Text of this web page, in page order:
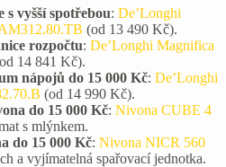
s vyšší spotřebou: De’Longhi
(od 13 490 Kč).
rozpočtu: De’Longhi Magnifica
14 841 Kč).
nápojů do 15 000 Kč: De’Longhi
(od 14 990 Kč).
do 15 000 Kč: Nivona CUBE 4
s mlýnkem.
do 15 000 Kč: Nivona NICR 560
a vyjímatelná spařovací jednotka.